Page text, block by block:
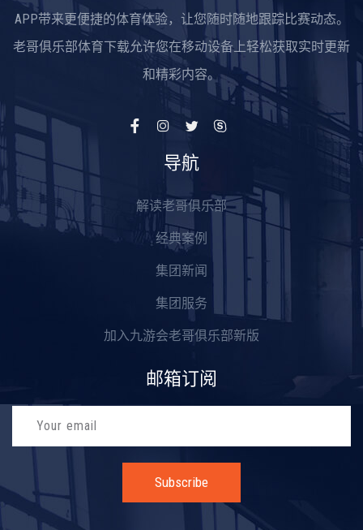
APP带来更便捷的体育体验，让您随时随地跟踪比赛动态。
老哥俱乐部体育下载允许您在移动设备上轻松获取实时更新
和精彩内容。
导航
解读老哥俱乐部
经典案例
集团新闻
集团服务
加入九游会老哥俱乐部新版
邮箱订阅
Subscribe